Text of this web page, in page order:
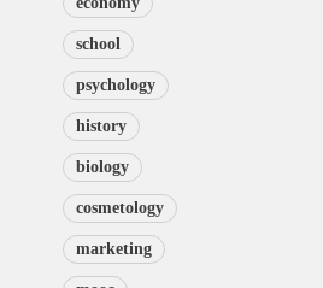
school
psychology
history
biology
cosmetology
marketing